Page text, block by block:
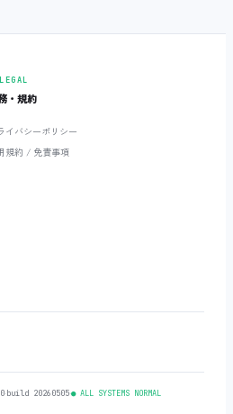
・規約
イバシーポリシー
規約 / 免責事項
‧build 20260505‧● ALL SYSTEMS NORMAL